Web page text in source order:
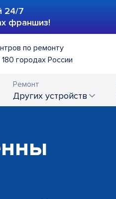
24/7
франшиз!
по ремонту
городах России
Ремонт
других устройств